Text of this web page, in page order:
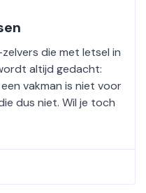
die met letsel in
altijd gedacht:
vakman is niet voor
dus niet. Wil je toch